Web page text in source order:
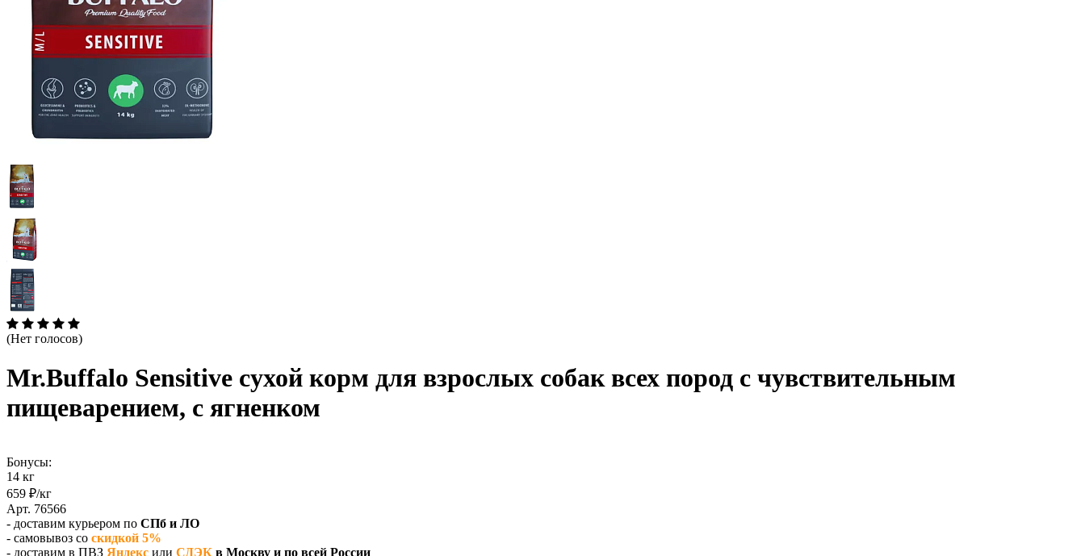
(Нет голосов)
Mr.Buffalo Sensitive сухой корм для взрослых собак всех пород с чувствительным
пищеварением, с ягненком
Бонусы:
14 кг
659 ₽/кг
Арт. 76566
- доставим курьером по СПб и ЛО
- самовывоз со скидкой 5%
- доставим в ПВЗ Яндекс или СДЭК в Москву и по всей России